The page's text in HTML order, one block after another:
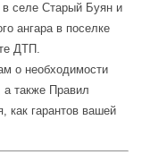
селе Старый Буян и
ангара в поселке
ДТП.
о необходимости
а также Правил
как гарантов вашей